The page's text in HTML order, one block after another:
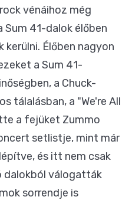
vénáihoz még
41-dalok élőben
Élőben nagyon
a Sum 41-
a Chuck-
tálalásban, a "We're All
a fejüket Zummo
setlistje, mint már
és itt nem csak
dalokból válogatták
sorrendje is